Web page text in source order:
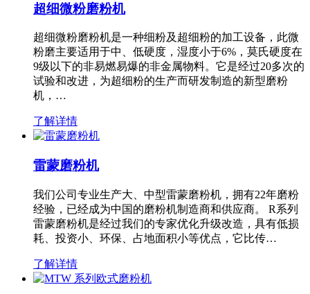
超细微粉磨粉机
超细微粉磨粉机是一种细粉及超细粉的加工设备，此微
粉磨主要适用于中、低硬度，湿度小于6%，莫氏硬度在
9级以下的非易燃易爆的非金属物料。它是经过20多次的
试验和改进，为超细粉的生产而研发制造的新型磨粉
机，…
了解详情
雷蒙磨粉机
我们公司专业生产大、中型雷蒙磨粉机，拥有22年磨粉
经验，已经成为中国的磨粉机制造商和供应商。 R系列
雷蒙磨粉机是经过我们的专家优化升级改造，具有低损
耗、投资小、环保、占地面积小等优点，它比传…
了解详情